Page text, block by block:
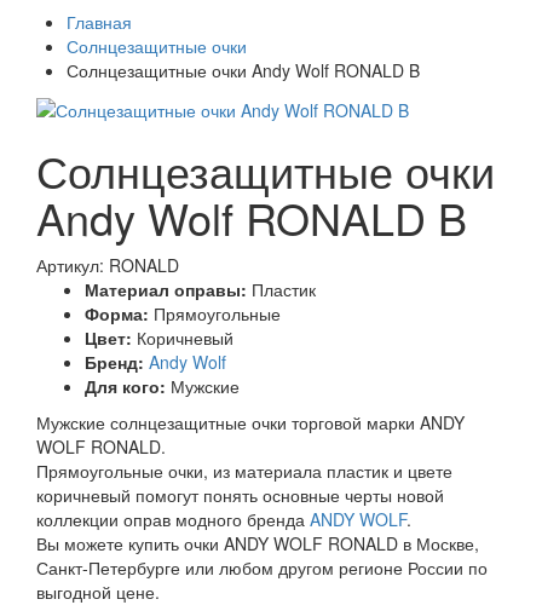
Главная
Солнцезащитные очки
Солнцезащитные очки Andy Wolf RONALD B
Солнцезащитные очки
Andy Wolf RONALD B
Артикул: RONALD
Материал оправы: Пластик
Форма: Прямоугольные
Цвет: Коричневый
Бренд: Andy Wolf
Для кого: Мужские
Мужские солнцезащитные очки торговой марки ANDY
WOLF RONALD.
Прямоугольные очки, из материала пластик и цвете
коричневый помогут понять основные черты новой
коллекции оправ модного бренда ANDY WOLF.
Вы можете купить очки ANDY WOLF RONALD в Москве,
Санкт-Петербурге или любом другом регионе России по
выгодной цене.